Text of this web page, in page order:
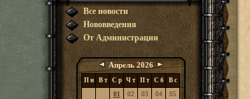
Все новости
Нововведения
От Администрации
Апрель 2026
П н В т С р Ч т П т С б
В с
01
02 03 04
05